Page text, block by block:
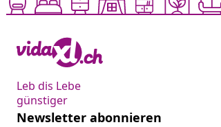
Leb dis Lebe
günstiger
Newsletter abonnieren